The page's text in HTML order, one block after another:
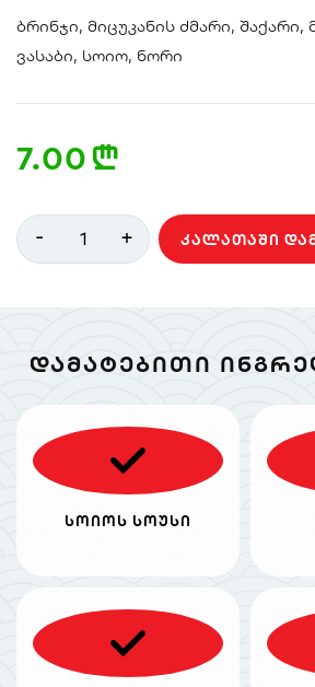
ბრინჯი, მიცუკანის ძმარი,
ვასაბი, სოიო, ნორი
7.00 n
- 1 + ᲙᲐᲚᲐᲗᲐᲨᲘ
ᲓᲐᲛᲐᲢᲔᲑᲘᲗᲘ
სოიოს სოუსი